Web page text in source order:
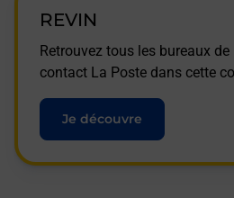
REVIN
Retrouvez tous les bureaux
contact La Poste dans cette
Je découvre